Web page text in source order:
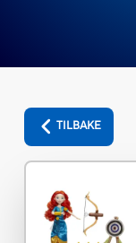
TILBAKE